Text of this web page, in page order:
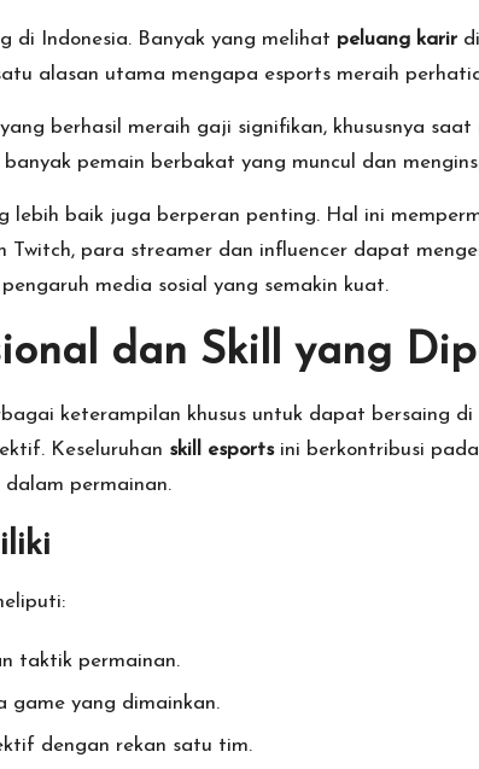
di Indonesia. Banyak yang melihat peluang karir
alasan utama mengapa esports meraih
berhasil meraih gaji signifikan, khususnya
pemain berbakat yang muncul dan
lebih baik juga berperan penting. Hal ini
Twitch, para streamer dan influencer dapat
media sosial yang semakin kuat.
dan Skill yang
keterampilan khusus untuk dapat bersaing
Keseluruhan skill esportsini berkontribusi pada
permainan.
taktik permainan.
game yang dimainkan.
dengan rekan satu tim.